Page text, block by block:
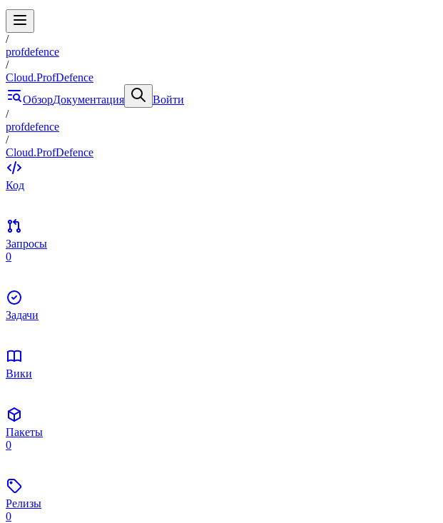
/
profdefence
/
Cloud.ProfDefence
ОбзорДокументация
Войти
/
profdefence
/
Cloud.ProfDefence
Код
Запросы
0
Задачи
Вики
Пакеты
0
Релизы
0